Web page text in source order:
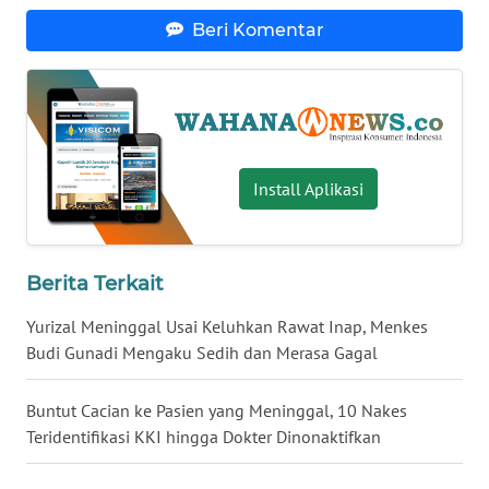
Beri Komentar
Install Aplikasi
Berita Terkait
Yurizal Meninggal Usai Keluhkan Rawat Inap, Menkes
Budi Gunadi Mengaku Sedih dan Merasa Gagal
Buntut Cacian ke Pasien yang Meninggal, 10 Nakes
Teridentifikasi KKI hingga Dokter Dinonaktifkan
BABEL
WN
SUMBAR
WN
SUMSEL
WN
BENGKULU
WN
LAMPUNG
WN
JATENG